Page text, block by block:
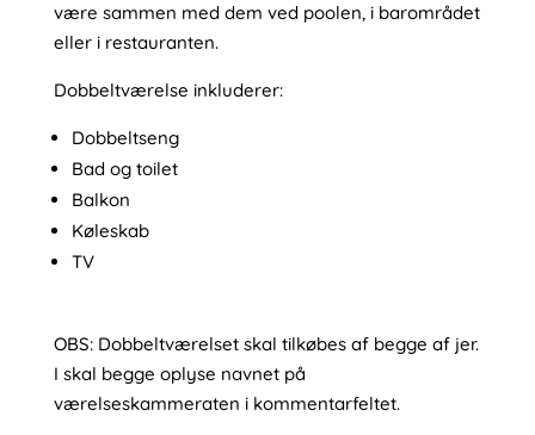
være sammen med dem ved poolen, i barområdet
eller i restauranten.
Dobbeltværelse inkluderer:
Dobbeltseng
Bad og toilet
Balkon
Køleskab
TV
OBS: Dobbeltværelset skal tilkøbes af begge af jer.
I skal begge oplyse navnet på
værelseskammeraten i kommentarfeltet.